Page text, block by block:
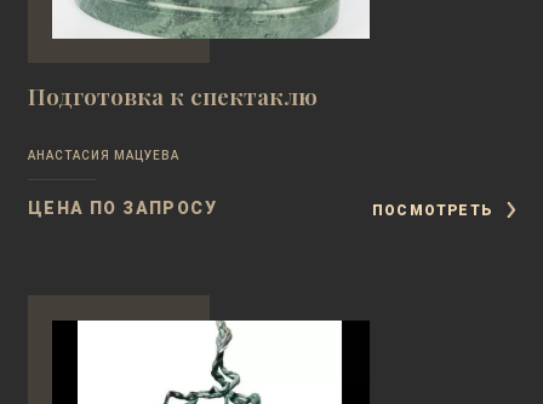
Подготовка к спектаклю
АНАСТАСИЯ МАЦУЕВА
ЦЕНА ПО ЗАПРОСУ ПОСМОТРЕТЬ